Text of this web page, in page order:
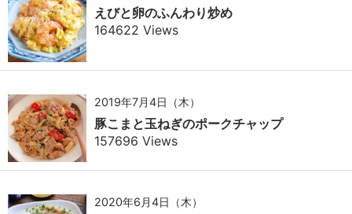
えびと卵のふんわり炒め
164622 Views
2019年7月4日（木）
豚こまと玉ねぎのポークチャップ
157696 Views
2020年6月4日（木）